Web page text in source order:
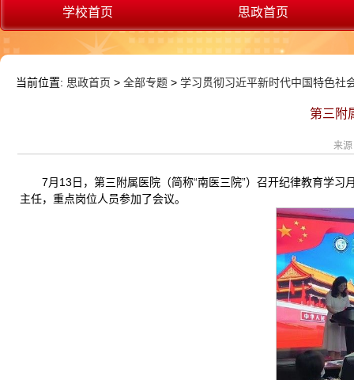
学校首页 思政首页
当前位置: 思政首页 > 全部专题 > 学习贯彻习近平新时代中国特色社
第三附
来
7月13日，第三附属医院（简称“南医三院”）召开纪律教育学
主任，重点岗位人员参加了会议。